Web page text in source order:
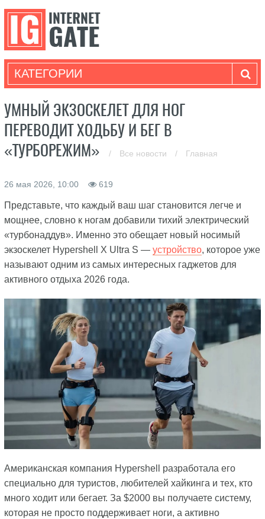
КАТЕГОРИИ
УМНЫЙ ЭКЗОСКЕЛЕТ ДЛЯ НОГ
ПЕРЕВОДИТ ХОДЬБУ И БЕГ В
«ТУРБОРЕЖИМ»
/ Все новости / Главная
26 мая 2026, 10:00 619
Представьте, что каждый ваш шаг становится легче и
мощнее, словно к ногам добавили тихий электрический
«турбонаддув». Именно это обещает новый носимый
экзоскелет Hypershell X Ultra S — устройство, которое уже
называют одним из самых интересных гаджетов для
активного отдыха 2026 года.
Американская компания Hypershell разработала его
специально для туристов, любителей хайкинга и тех, кто
много ходит или бегает. За $2000 вы получаете систему,
которая не просто поддерживает ноги, а активно